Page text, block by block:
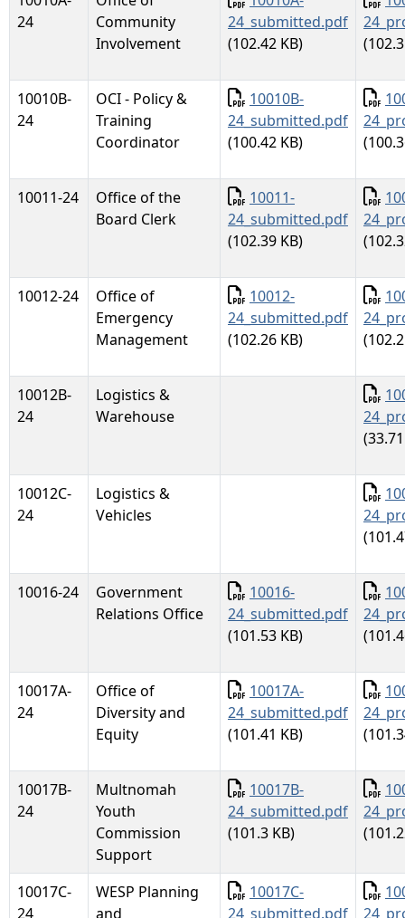
24
Community
Involvement
24_submitted.pdf
(102.42 KB)
10010B-
24
OCI - Policy &
Training
Coordinator
Documento
10010B-
24_submitted.pdf
(100.42 KB)
10011-24
Office of the
Board Clerk
Documento
10011-
24_submitted.pdf
(102.39 KB)
10012-24
Office of
Emergency
Management
Documento
10012-
24_submitted.pdf
(102.26 KB)
10012B-
24
Logistics &
Warehouse
10012C-
24
Logistics &
Vehicles
10016-24
Government
Relations Office
Documento
10016-
24_submitted.pdf
(101.53 KB)
10017A-
24
Office of
Diversity and
Equity
Documento
10017A-
24_submitted.pdf
(101.41 KB)
10017B-
24
Multnomah
Youth
Commission
Support
Documento
10017B-
24_submitted.pdf
(101.3 KB)
10017C-
24
WESP Planning
and
Documento
10017C-
24_submitted.pdf